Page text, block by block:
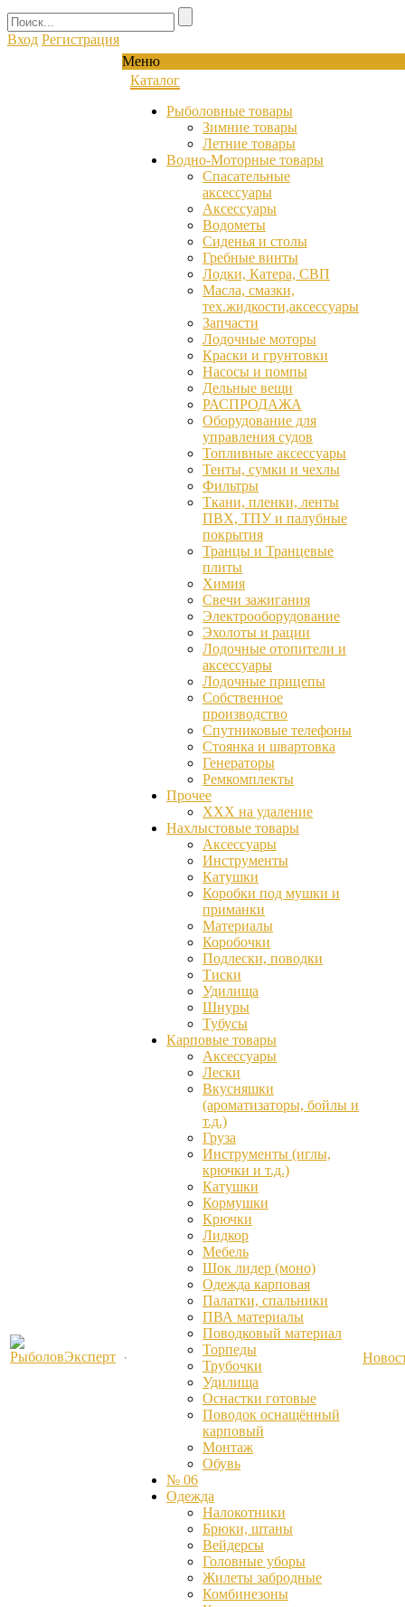
Вход Регистрация
Меню
Каталог
Рыболовные товары
Зимние товары
Летние товары
Водно-Моторные товары
Спасательные
аксессуары
Аксессуары
Водометы
Сиденья и столы
Гребные винты
Лодки, Катера, СВП
Масла, смазки,
тех.жидкости,аксессуары
Запчасти
Лодочные моторы
Краски и грунтовки
Насосы и помпы
Дельные вещи
РАСПРОДАЖА
Оборудование для
управления судов
Топливные аксессуары
Тенты, сумки и чехлы
Фильтры
Ткани, пленки, ленты
ПВХ, ТПУ и палубные
покрытия
Транцы и Транцевые
плиты
Химия
Свечи зажигания
Электрооборудование
Эхолоты и рации
Лодочные отопители и
аксессуары
Лодочные прицепы
Собственное
производство
Спутниковые телефоны
Стоянка и швартовка
Генераторы
Ремкомплекты
Прочее
ХХХ на удаление
Нахлыстовые товары
Аксессуары
Инструменты
Катушки
Коробки под мушки и
приманки
Материалы
Коробочки
Подлески, поводки
Тиски
Удилища
Шнуры
Тубусы
Карповые товары
Аксессуары
Лески
Вкусняшки
(ароматизаторы, бойлы и
т.д.)
Груза
Инструменты (иглы,
крючки и т.д.)
Катушки
Кормушки
Крючки
Лидкор
Мебель
Шок лидер (моно)
Одежда карповая
Палатки, спальники
ПВА материалы
Поводковый материал
Торпеды
Трубочки
Удилища
Оснастки готовые
Поводок оснащённый
карповый
Монтаж
Обувь
№ 06
Одежда
Налокотники
Брюки, штаны
Вейдерсы
Головные уборы
Жилеты забродные
Комбинезоны